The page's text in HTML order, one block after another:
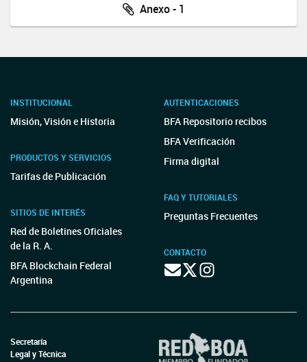
Anexo - 1
INSTITUCIONAL
Misión, Visión e Historia
PRODUCTOS Y SERVICIOS
Tarifas de Publicación
SITIOS DE INTERÉS
Red de Boletines Oficiales
de la R. A.
BFA Blockchain Federal
Argentina
AUTENTICACIONES
BFA Repositorio recibos
BFA Verificación
Firma digital
FAQ Y TUTORIALES
Preguntas Frecuentes
CONTACTO
Secretaría
Legal y Técnica